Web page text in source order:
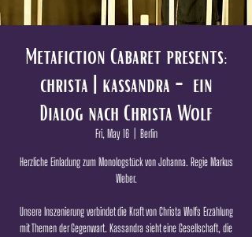
Metafiction Cabaret presents:
christa | kassandra - ein
Dialog nach Christa Wolf
Fri, May 16
  |
Berlin
Herzliche Einladung zum Monologstück von Johanna. Regie Markus
Weber.
Unsere Inszenierung verbindet die Kraft von Christa Wolfs Erzählung
mit Themen der Gegenwart. Kassandra sieht eine Gesellschaft, die